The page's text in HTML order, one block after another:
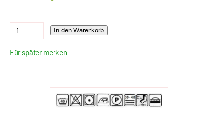
In den Warenkorb
Für später merken